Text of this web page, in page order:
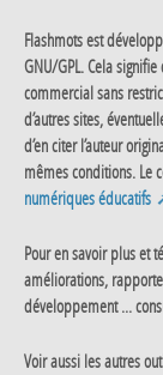
Flashmots est
GNU/GPL. Cela
commercial sans
d’autres sites,
d’en citer l’auteur
mêmes conditions. Le
numériques éducatifs
Pour en savoir plus et
améliorations,
développement ...
Voir aussi les autres